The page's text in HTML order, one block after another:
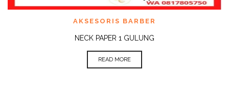
AKSESORIS BARBER
NECK PAPER 1 GULUNG
READ MORE